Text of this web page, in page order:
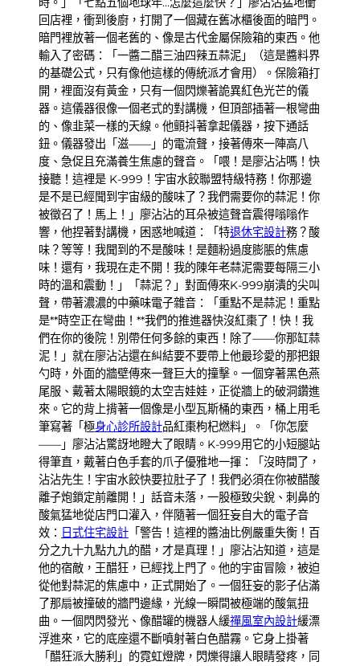
回店裡，衝到後廚，打開了一個藏在舊冰櫃後面的暗門。
暗門裡放著一個老舊的、像是古代金屬保險箱的東西。他
輸入了密碼：「一醬二醋三油四辣五蒜泥」（這是醬料界
的基礎公式，只有像他這樣的傳統派才會用）。保險箱打
開，裡面沒有黃金，只有一個閃爍著詭異紅色光芒的儀
器。這儀器很像一個老式的對講機，但頂部插著一根彎曲
的、像韭菜一樣的天線。他顫抖著拿起儀器，按下通話
鈕。儀器發出「滋——」的電流聲，接著傳來一陣高八
度、急促且充滿養生焦慮的聲音。「喂！是廖沾沾嗎！快
接聽！這裡是 K-999！宇宙水餃聯盟特級特務！你那邊
是不是已經聞到宇宙級的酸味了？我們需要你的蒜泥！你
被徵召了！馬上！」廖沾沾的耳朵被這聲音震得嗡嗡作
響，他捏著對講機，困惑地喊道：「特退休宅設計務？酸
味？等等！我聞到的不是酸味！是麵粉過度膨脹的焦慮
味！還有，我現在走不開！我的陳年老蒜泥需要每隔三小
時的溫和震動！」「蒜泥？」對面傳來K-999崩潰的尖叫
聲，帶著濃濃的中藥味電子雜音：「重點不是蒜泥！重點
是**時空正在彎曲！**我們的推進器快沒紅棗了！快！我
們在你的後院！別帶任何多餘的東西！除了——你那缸蒜
泥！」就在廖沾沾還在糾結要不要帶上他最珍愛的那把銀
勺時，外面的牆壁傳來一聲巨大的撞擊。一個穿著黑色燕
尾服、戴著太陽眼鏡的太空吉娃娃，正從牆上的破洞鑽進
來。它的背上揹著一個像是小型瓦斯桶的東西，桶上用毛
筆寫著「極身心診所設計品紅棗枸杞燃料」。「你怎麼
——」廖沾沾驚訝地瞪大了眼睛。K-999用它的小短腿站
得筆直，戴著白色手套的爪子優雅地一揮：「沒時間了，
沾沾先生！宇宙水餃快要拉肚子了！我們必須在你被醋酸
離子炮鎖定前離開！」話音未落，一股極致尖銳、刺鼻的
酸氣猛地從店門口灌入，伴隨著一個狂妄自大的電子音
效： 日式住宅設計 「警告！這裡的醬油比例嚴重失衡！百
分之九十九點九九的醋，才是真理！」廖沾沾知道，這是
他的宿敵，王醋狂，已經找上門了。他的宇宙冒險，被迫
從他對蒜泥的焦慮中，正式開始了。一個狂妄的影子佔滿
了那扇被撞破的牆門邊緣，光線一瞬間被極端的酸氣扭
曲。一個閃閃發光、像醋罐的機器人緩禪風室內設計緩漂
浮進來，它的底座還不斷噴射著白色醋霧。它身上掛著
「醋狂派大勝利」的霓虹燈牌，閃爍得讓人眼睛發疼，同